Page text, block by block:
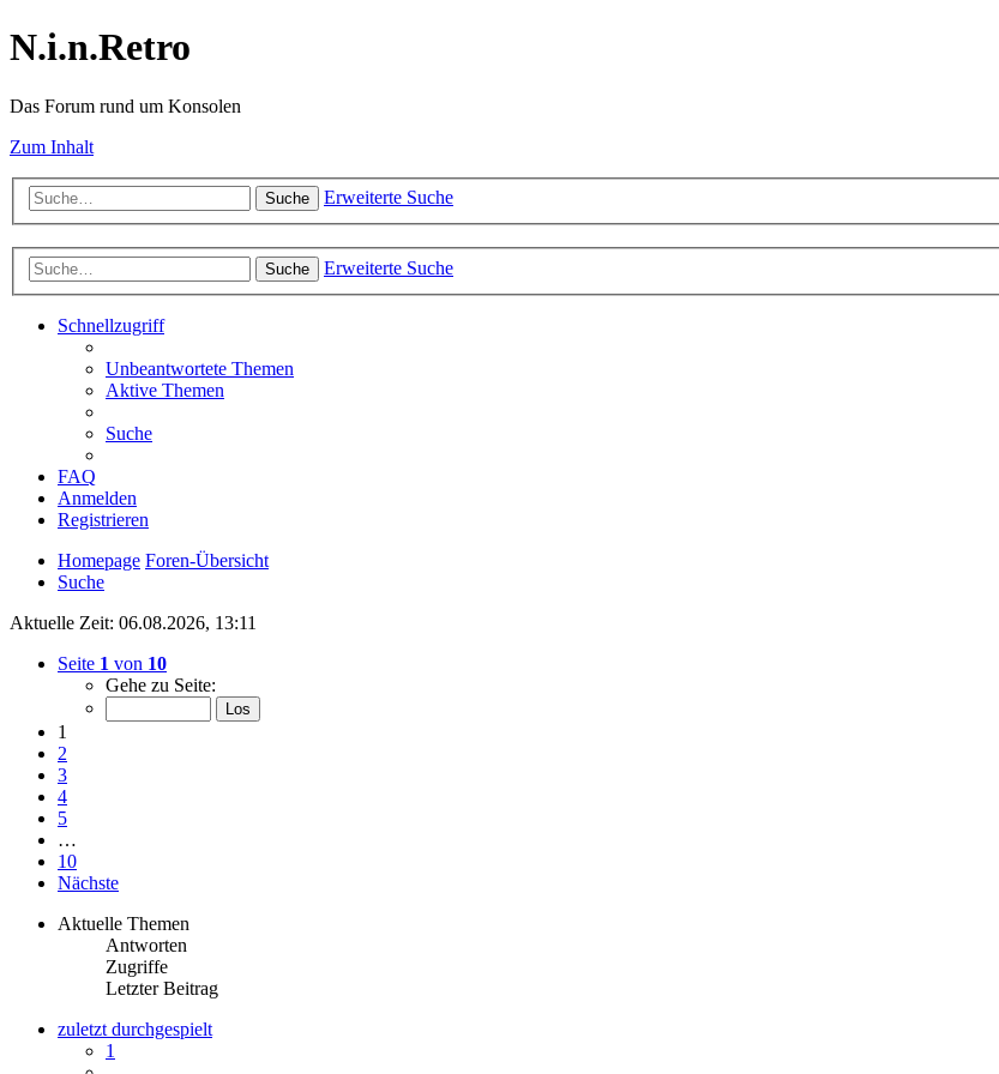
N.i.n.Retro
Das Forum rund um Konsolen
Zum Inhalt
Suche Erweiterte Suche
Suche Erweiterte Suche
Schnellzugriff
Unbeantwortete Themen
Aktive Themen
Suche
FAQ
Anmelden
Registrieren
Homepage Foren-Übersicht
Suche
Aktuelle Zeit: 06.08.2026, 13:11
Seite 1 von 10
Gehe zu Seite:
1
2
3
4
5
…
10
Nächste
Aktuelle Themen
Antworten
Zugriffe
Letzter Beitrag
zuletzt durchgespielt
1